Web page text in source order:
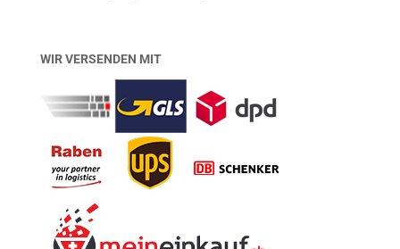
WIR VERSENDEN MIT